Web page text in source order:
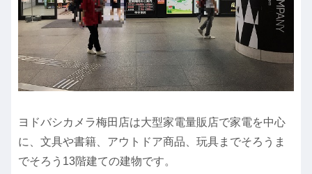
ヨドバシカメラ梅田店は大型家電量販店で家電を中心
に、文具や書籍、アウトドア商品、玩具までそろうま
でそろう13階建ての建物です。